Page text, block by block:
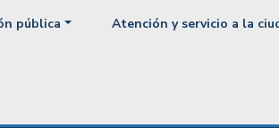
pública Atención y servicio a la